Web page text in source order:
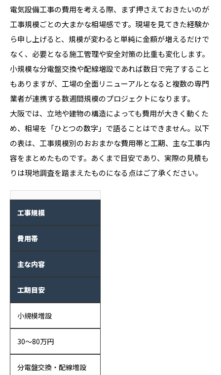
電気設備工事の費用を考える際、まず押さえておきたいのが
工事規模ごとの大まかな相場感です。現場を見てきた経験か
ら申し上げると、規模が変わると単純に金額が増えるだけで
なく、必要となる施工管理や安全対策の比重も変化します。
小規模な分電盤交換や配線増設であれば数日で完了すること
もありますが、工場の全面リニューアルとなると複数の専門
業者が連携する数週間規模のプロジェクトになります。
大阪では、立地や建物の構造によっても費用が大きく動くた
め、相場を「ひとつの数字」で語ることはできません。以下
の表は、工事規模別のおおまかな費用帯と工期、主な工事内
容をまとめたものです。あくまで目安であり、実際の見積も
りは現地調査を踏まえたものになる点はご了承ください。
工事規模
費用帯
主な内容
工期目安
小規模増設
30〜80万円
分電盤交換・配線増設